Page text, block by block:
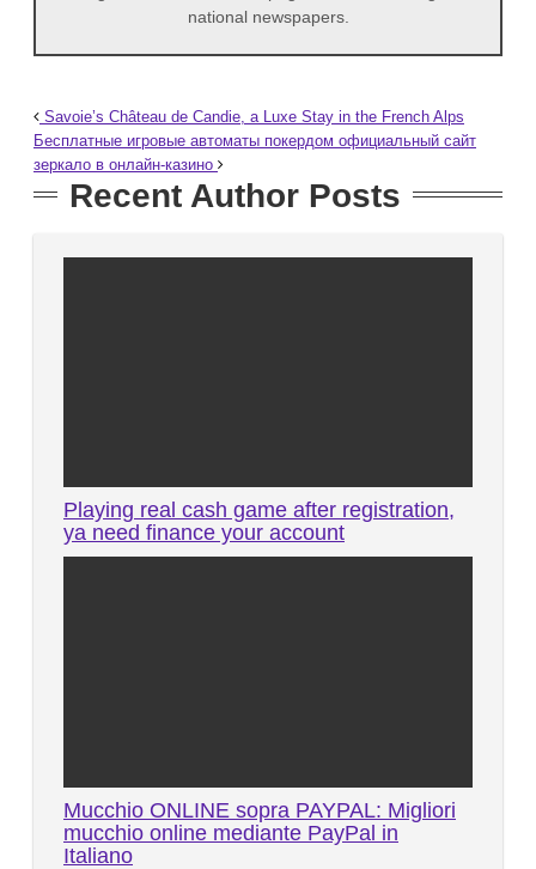
national newspapers.
Savoie’s Château de Candie, a Luxe Stay in the French Alps
Бесплатные игровые автоматы покердом официальный сайт
зеркало в онлайн-казино
Recent Author Posts
Playing real cash game after registration,
ya need finance your account
Mucchio ONLINE sopra PAYPAL: Migliori
mucchio online mediante PayPal in
Italiano